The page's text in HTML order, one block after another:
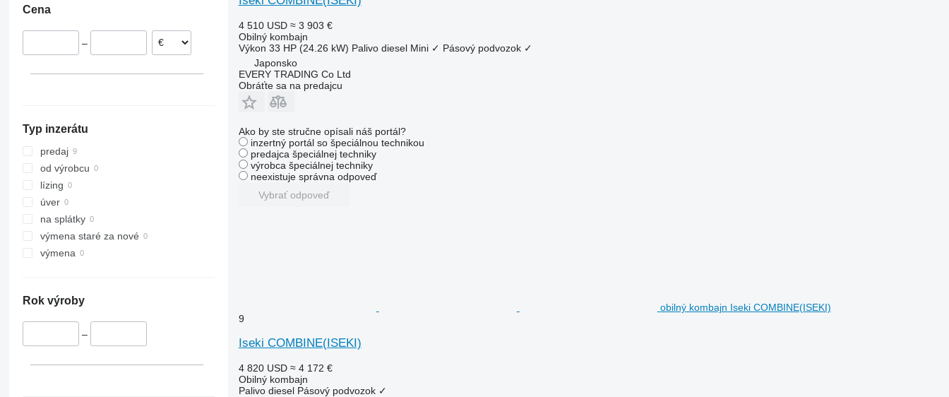
9120
2264
8100
8200
8300
8400
8500
8600
9500
9560
9640
9680
Cena
–
Typ inzerátu
predaj
od výrobcu
lízing
úver
na splátky
výmena staré za nové
výmena
Rok výroby
–
4 510 USD ≈ 3 903 €
Obilný kombajn
Výkon 33 HP (24.26 kW) Palivo diesel Mini ✓ Pásový podvozok ✓
Japonsko
EVERY TRADING Co Ltd
Obráťte sa na predajcu
Ako by ste stručne opísali náš portál?
inzertný portál so špeciálnou technikou
predajca špeciálnej techniky
výrobca špeciálnej techniky
neexistuje správna odpoveď
Vybrať odpoveď
obilný kombajn Iseki COMBINE(ISEKI)
9
Iseki COMBINE(ISEKI)
4 820 USD ≈ 4 172 €
Obilný kombajn
Palivo diesel Pásový podvozok ✓